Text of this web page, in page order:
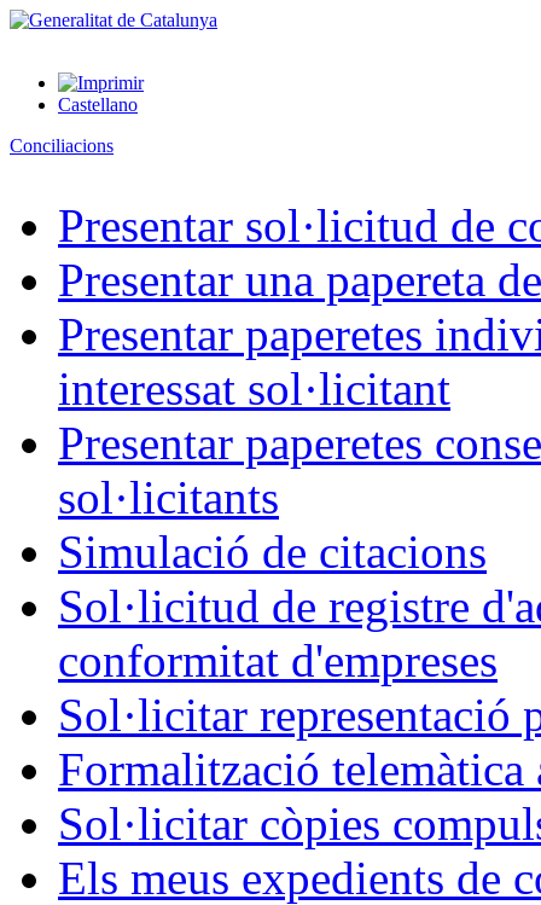
Castellano
Conciliacions
Presentar sol·licitud de
Presentar una papereta
Presentar paperetes
interessat sol·licitant
Presentar paperetes
sol·licitants
Simulació de citacions
Sol·licitud de registre
conformitat d'empreses
Sol·licitar representació
Formalització telemàtica
Sol·licitar còpies
Els meus expedients de